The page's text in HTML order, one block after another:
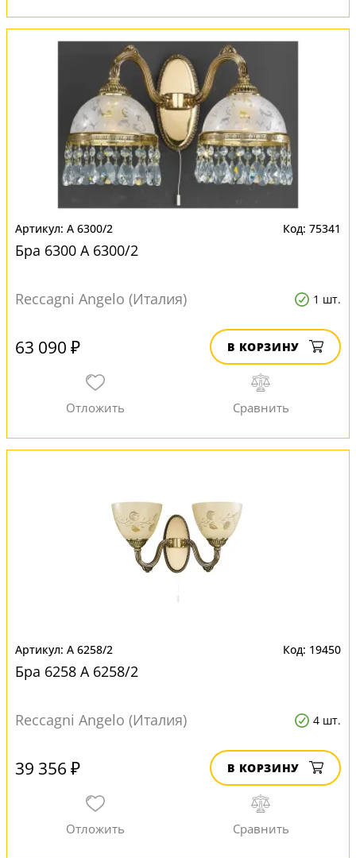
A 6300/2 75341
Бра 6300 A 6300/2
Reccagni Angelo (Италия) 1 шт.
63 090 ₽ В КОРЗИНУ
A 6258/2 19450
Бра 6258 A 6258/2
Reccagni Angelo (Италия) 4 шт.
39 356 ₽ В КОРЗИНУ